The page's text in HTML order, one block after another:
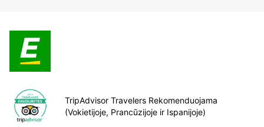
TripAdvisor Travelers Rekomenduojama
(Vokietijoje, Prancūzijoje ir Ispanijoje)